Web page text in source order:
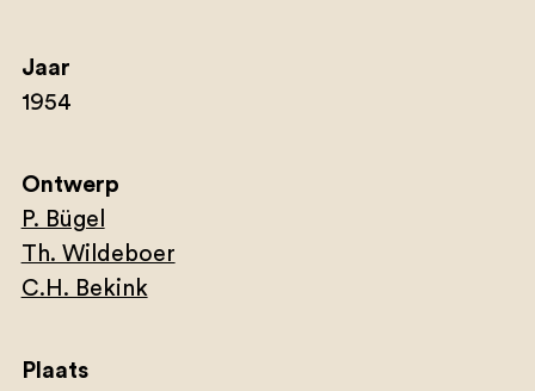
Jaar
1954
Ontwerp
P. Bügel
Th. Wildeboer
C.H. Bekink
Plaats